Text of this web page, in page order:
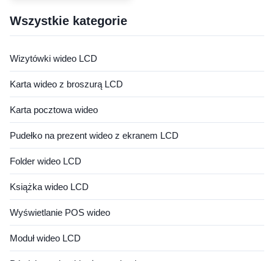
require audio playback, such
as greeting cards, toys,
The ability to customize ...
Wszystkie kategorie
Wizytówki wideo LCD
Karta wideo z broszurą LCD
Karta pocztowa wideo
Pudełko na prezent wideo z ekranem LCD
Folder wideo LCD
Książka wideo LCD
Wyświetlanie POS wideo
Moduł wideo LCD